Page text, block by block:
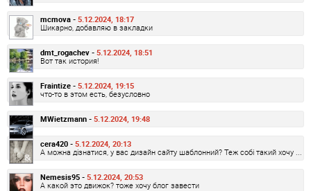
mcmova - 5.12.2024, 18:17
Шикарно, добавляю в закладки
dmt_rogachev - 5.12.2024, 18:51
Вот так история!
Fraintize - 5.12.2024, 19:15
что-то в этом есть, безусловно
MWietzmann - 5.12.2024, 19:48
cera420 - 5.12.2024, 20:13
А можна дізнатися, у вас дизайн сайту шаблонний? Теж собі такий хочу ...
Nemesis95 - 5.12.2024, 20:53
А какой это движок? тоже хочу блог завести